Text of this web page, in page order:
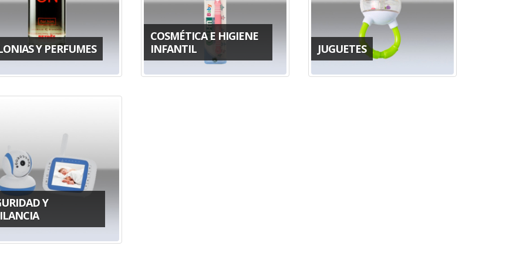
Y PERFUMES
COSMÉTICA E HIGIENE
INFANTIL
JUGUETES
Y